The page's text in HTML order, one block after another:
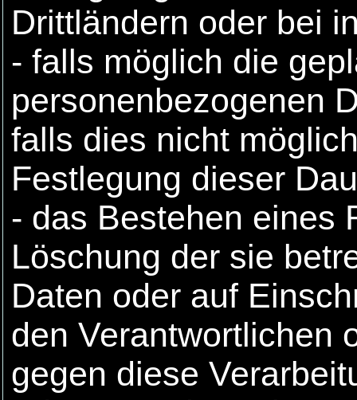
Drittländern oder bei
- falls möglich die
personenbezogenen
falls dies nicht
Festlegung dieser
- das Bestehen eines
Löschung der sie
Daten oder auf
den Verantwortlichen
gegen diese